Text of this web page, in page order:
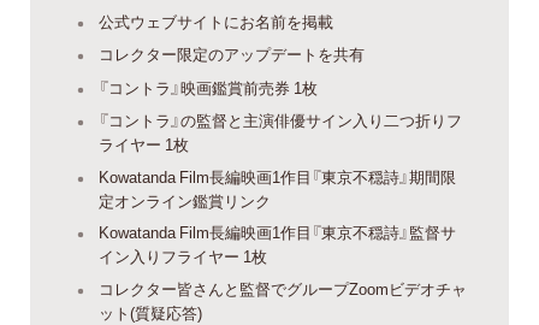
公式ウェブサイトにお名前を掲載
コレクター限定のアップデートを共有
『コントラ』映画鑑賞前売券 1枚
『コントラ』の監督と主演俳優サイン入り二つ折りフ
ライヤー 1枚
Kowatanda Film長編映画1作目『東京不穏詩』期間限
定オンライン鑑賞リンク
Kowatanda Film長編映画1作目『東京不穏詩』監督サ
イン入りフライヤー 1枚
コレクター皆さんと監督でグループZoomビデオチャ
ット(質疑応答)